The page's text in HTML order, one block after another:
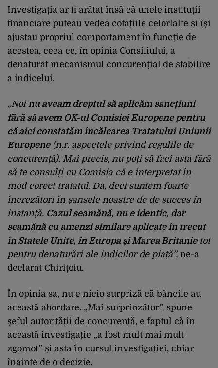
Investigația ar fi arătat însă că unele instituții
financiare puteau vedea cotațiile celorlalte și își
ajustau propriul comportament în funcție de
acestea, ceea ce, în opinia Consiliului, a
denaturat mecanismul concurențial de stabilire
a indicelui.
„Noi nu aveam dreptul să aplicăm sancțiuni
fără să avem OK-ul Comisiei Europene pentru
că aici constatăm încălcarea Tratatului Uniunii
Europene(n.r. aspectele privind regulile de
concurență). Mai precis, nu poți să faci asta fără
să te consulți cu Comisia că e interpretat în
mod corect tratatul. Da, deci suntem foarte
încrezători în șansele noastre de de succes în
instanță. Cazul seamănă, nu e identic, dar
seamănă cu amenzi similare aplicate în trecut
în Statele Unite, în Europa și Marea Britanietot
pentru denaturări ale indicilor de piață”,ne-a
declarat Chirițoiu.
În opinia sa, nu e nicio surpriză că băncile au
această abordare. „Mai surprinzător”, spune
șeful autorității de concurență, e faptul că în
această investigație „a fost mult mai mult
zgomot” și asta în cursul investigației, chiar
înainte de o decizie.